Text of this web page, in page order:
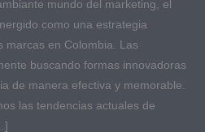
mundo del marketing, el
como una estrategia
marcas en Colombia. Las
buscando formas innovadoras
de manera efectiva y memorable.
las tendencias actuales de